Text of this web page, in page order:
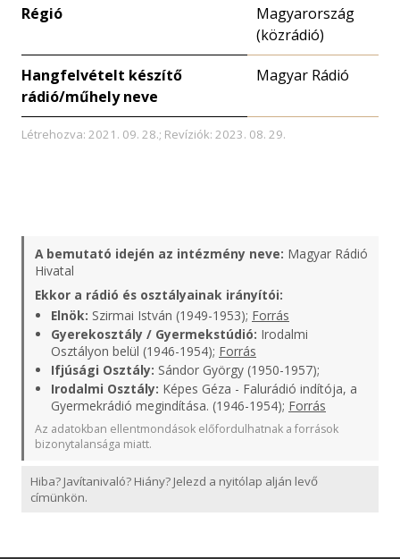
Régió
Magyarország
(közrádió)
Hangfelvételt készítő
rádió/műhely neve
Magyar Rádió
Létrehozva: 2021. 09. 28.; Revíziók: 2023. 08. 29.
A bemutató idején az intézmény neve: Magyar Rádió
Hivatal
Ekkor a rádió és osztályainak irányítói:
Elnök: Szirmai István (1949-1953); Forrás
Gyerekosztály / Gyermekstúdió: Irodalmi
Osztályon belül (1946-1954); Forrás
Ifjúsági Osztály: Sándor György (1950-1957);
Irodalmi Osztály: Képes Géza - Falurádió indítója, a
Gyermekrádió megindítása. (1946-1954); Forrás
Az adatokban ellentmondások előfordulhatnak a források
bizonytalansága miatt.
Hiba? Javítanivaló? Hiány? Jelezd a nyitólap alján levő
címünkön.